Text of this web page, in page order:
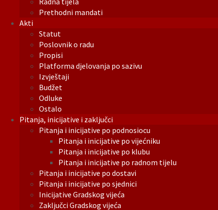
Prethodni mandati
Akti
Statut
Poslovnik o radu
Propisi
Platforma djelovanja po sazivu
Izvještaji
Budžet
Odluke
Ostalo
Pitanja, inicijative i zaključci
Pitanja i inicijative po podnosiocu
Pitanja i inicijative po vijećniku
Pitanja i inicijative po klubu
Pitanja i inicijative po radnom tijelu
Pitanja i inicijative po dostavi
Pitanja i inicijative po sjednici
Inicijative Gradskog vijeća
Zaključci Gradskog vijeća